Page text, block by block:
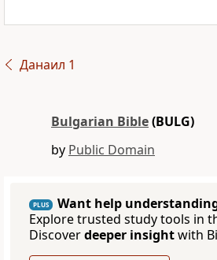
Данаил 1
Bulgarian Bible(BULG)
by Public Domain
PLUS
Want help
Explore trusted study tools in
Discoverdeeper insightwith